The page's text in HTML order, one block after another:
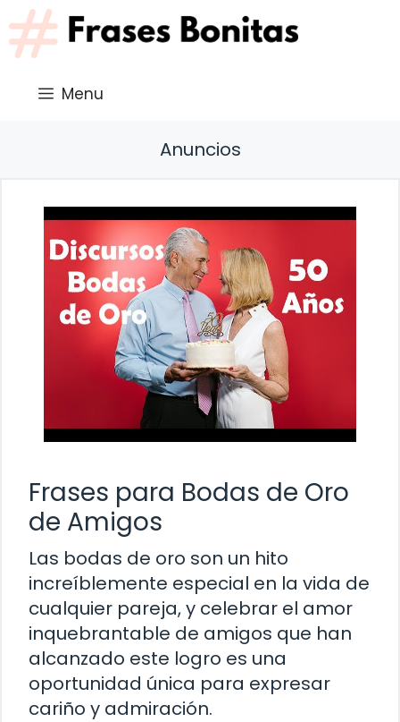
Saltar
al
contenido
Menu
Anuncios
Frases para Bodas de Oro
de Amigos
Las bodas de oro son un hito
increíblemente especial en la vida de
cualquier pareja, y celebrar el amor
inquebrantable de amigos que han
alcanzado este logro es una
oportunidad única para expresar
cariño y admiración.